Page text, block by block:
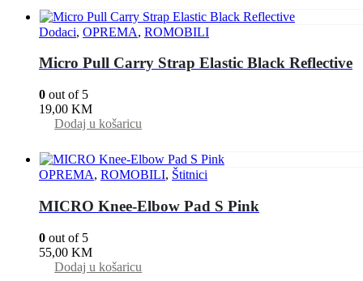
Dodaci, OPREMA, ROMOBILI
Micro Pull Carry Strap Elastic Black Reflective
0 out of 5
19,00 KM
Dodaj u košaricu
OPREMA, ROMOBILI, Štitnici
MICRO Knee-Elbow Pad S Pink
0 out of 5
55,00 KM
Dodaj u košaricu